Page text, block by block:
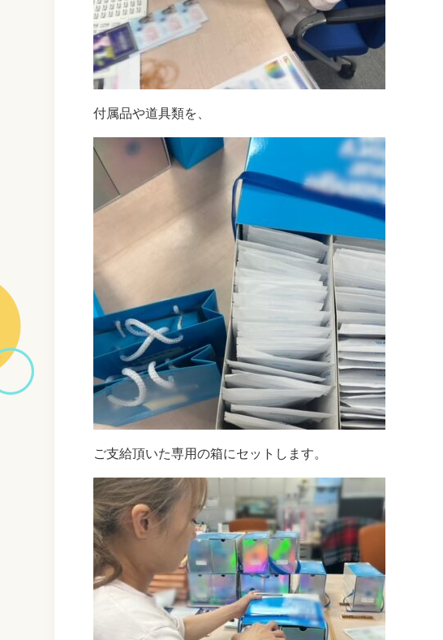
付属品や道具類を、
ご支給頂いた専用の箱にセットします。